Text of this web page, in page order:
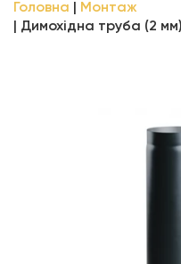
Головна
Монтаж
Димохідна труба (2